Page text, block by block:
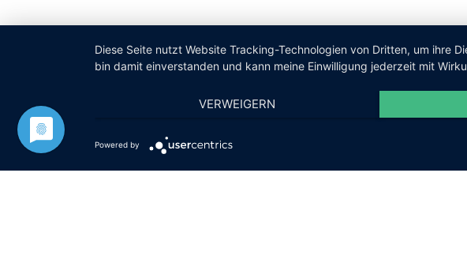
Diese Seite nutzt Website Tracking-Technologien von Dritten, um ihre
bin damit einverstanden und kann meine Einwilligung jederzeit mit
VERWEIGERN
Powered by